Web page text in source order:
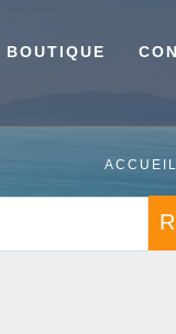
BOUTIQUE
ACCUEIL